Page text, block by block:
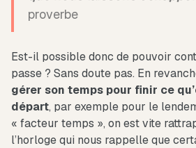
proverbe
Est-il possible donc de pouvoir
passe ? Sans doute pas. En
gérer son temps pour finir ce
départ, par exemple pour le
« facteur temps », on est vite
l’horloge qui nous rappelle que